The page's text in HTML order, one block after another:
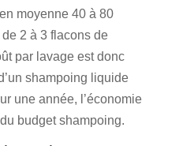
moyenne 40 à 80
2 à 3 flacons de
par lavage est donc
shampoing liquide
une année, l’économie
budget shampoing.